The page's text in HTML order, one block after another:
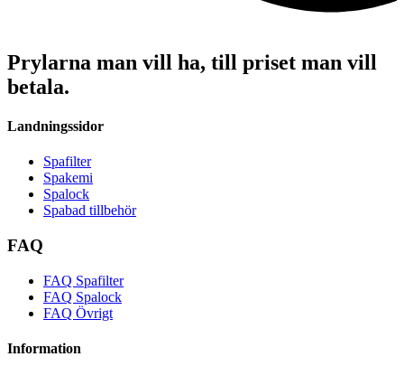
Prylarna man vill ha, till priset man vill
betala.
Landningssidor
Spafilter
Spakemi
Spalock
Spabad tillbehör
FAQ
FAQ Spafilter
FAQ Spalock
FAQ Övrigt
Information